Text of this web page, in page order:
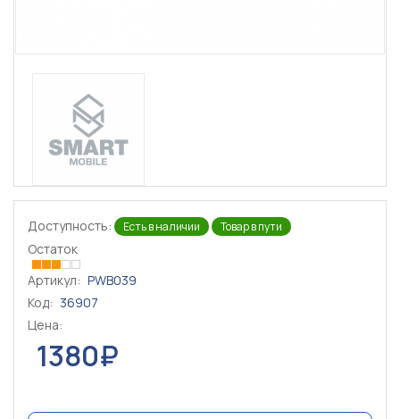
Доступность: Есть в наличии Товар в пути
Остаток
Артикул: PWB039
Код: 36907
Цена:
1380₽